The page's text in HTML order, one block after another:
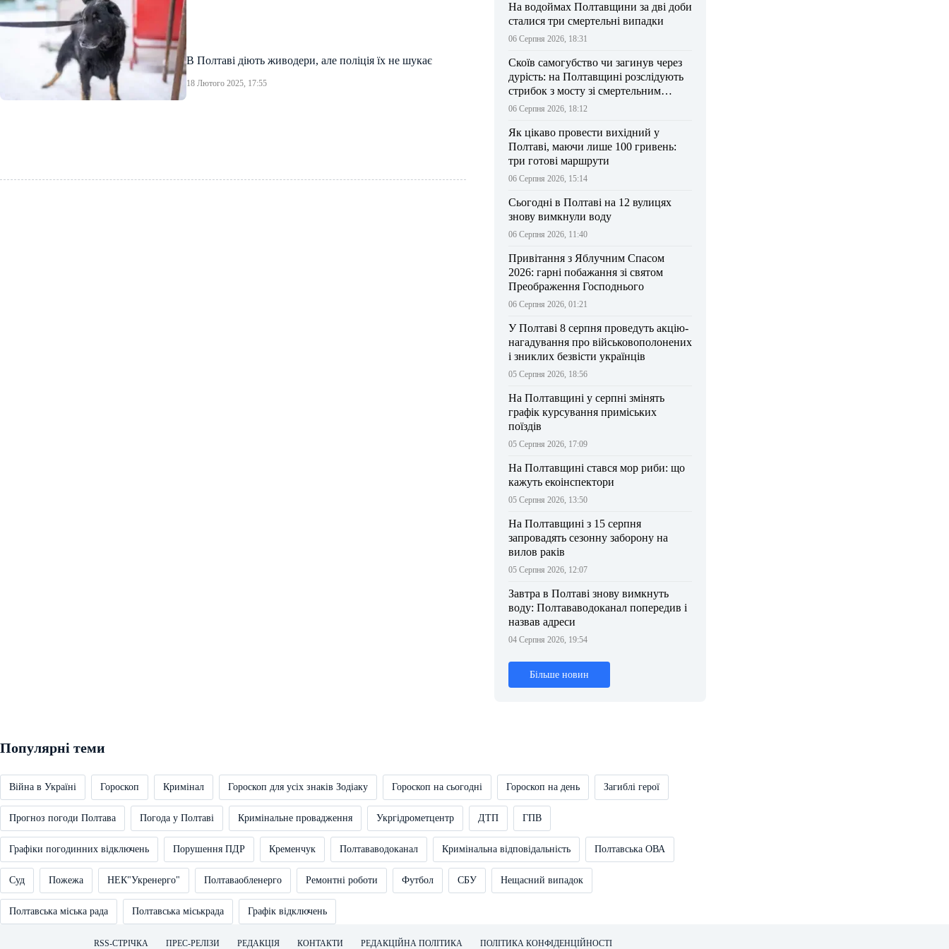
В Полтаві діють живодери, але поліція їх не шукає
18 Лютого 2025, 17:55
На водоймах Полтавщини за дві доби
сталися три смертельні випадки
06 Серпня 2026, 18:31
Скоїв самогубство чи загинув через
дурість: на Полтавщині розслідують
стрибок з мосту зі смертельним
результатом
06 Серпня 2026, 18:12
Як цікаво провести вихідний у
Полтаві, маючи лише 100 гривень:
три готові маршрути
06 Серпня 2026, 15:14
Сьогодні в Полтаві на 12 вулицях
знову вимкнули воду
06 Серпня 2026, 11:40
Привітання з Яблучним Спасом
2026: гарні побажання зі святом
Преображення Господнього
06 Серпня 2026, 01:21
У Полтаві 8 серпня проведуть акцію-
нагадування про військовополонених
і зниклих безвісти українців
05 Серпня 2026, 18:56
На Полтавщині у серпні змінять
графік курсування приміських
поїздів
05 Серпня 2026, 17:09
На Полтавщині стався мор риби: що
кажуть екоінспектори
05 Серпня 2026, 13:50
На Полтавщині з 15 серпня
запровадять сезонну заборону на
вилов раків
05 Серпня 2026, 12:07
Завтра в Полтаві знову вимкнуть
воду: Полтававодоканал попередив і
назвав адреси
04 Серпня 2026, 19:54
Більше новин
Популярні теми
Війна в Україні Гороскоп Кримінал Гороскоп для усіх знаків Зодіаку Гороскоп на сьогодні Гороскоп на день Загиблі герої
Прогноз погоди Полтава Погода у Полтаві Кримінальне провадження Укргідрометцентр ДТП ГПВ
Графіки погодинних відключень Порушення ПДР Кременчук Полтававодоканал Кримінальна відповідальність Полтавська ОВА
Суд Пожежа НЕК"Укренерго" Полтаваобленерго Ремонтні роботи Футбол СБУ Нещасний випадок
Полтавська міська рада Полтавська міськрада Графік відключень
RSS-СТРІЧКА ПРЕС-РЕЛІЗИ РЕДАКЦІЯ КОНТАКТИ РЕДАКЦІЙНА ПОЛІТИКА ПОЛІТИКА КОНФІДЕНЦІЙНОСТІ